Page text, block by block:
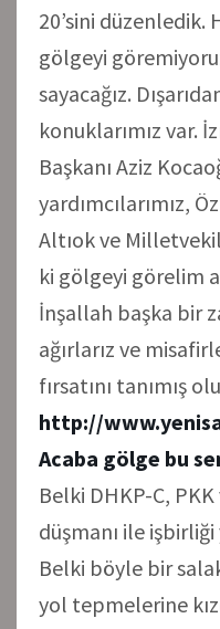
20’sini düzenledik.
gölgeyi
sayacağız.
konuklarımız var.
Başkanı Aziz
yardımcılarımız,
Altıok ve
ki gölgeyi görelim
İnşallah başka bir
ağırlarız ve
fırsatını tanımış
http://
Acaba gölge bu
Belki DHKP-C,
düşmanı ile işbirliği
Belki böyle bir
yol tepmelerine